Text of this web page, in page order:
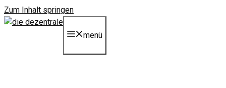
Zum Inhalt springen
menü